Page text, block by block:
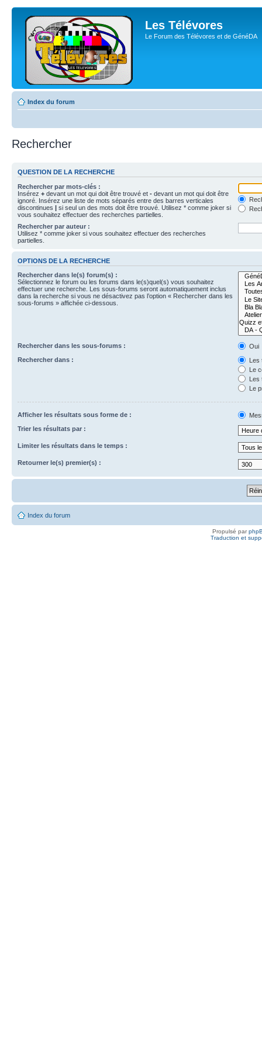
Les Télévores
Le Forum des Télévores et de GénéDA
Index du forum
Rechercher
QUESTION DE LA RECHERCHE
Rechercher par mots-clés :
Insérez + devant un mot qui doit être trouvé et - devant un mot qui doit être
ignoré. Insérez une liste de mots séparés entre des barres verticales
discontinues | si seul un des mots doit être trouvé. Utilisez * comme joker si
vous souhaitez effectuer des recherches partielles.
Rechercher par auteur :
Utilisez * comme joker si vous souhaitez effectuer des recherches
partielles.
OPTIONS DE LA RECHERCHE
Rechercher dans le(s) forum(s) :
Sélectionnez le forum ou les forums dans le(s)quel(s) vous souhaitez
effectuer une recherche. Les sous-forums seront automatiquement inclus
dans la recherche si vous ne désactivez pas l’option « Rechercher dans les
sous-forums » affichée ci-dessous.
Rechercher dans les sous-forums :
Oui
Rechercher dans :
Les
Le
Les
Le
Afficher les résultats sous forme de :
Trier les résultats par :
Limiter les résultats dans le temps :
Retourner le(s) premier(s) :
Index du forum
Propulsé par
Traduction et